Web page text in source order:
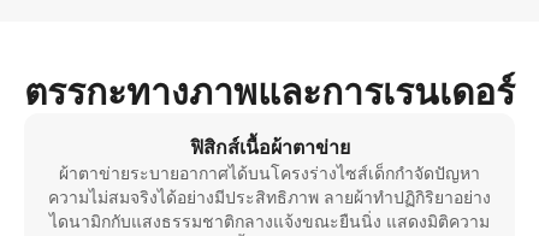
ตรรกะทางภาพและการเรนเดอร์
ฟิสิกส์เนื้อผ้าตาข่าย
ผ้าตาข่ายระบายอากาศได้บนโครงร่างไซส์เด็กกำจัดปัญหา
ความไม่สมจริงได้อย่างมีประสิทธิภาพ ลายผ้าทำปฏิกิริยาอย่าง
ไดนามิกกับแสงธรรมชาติกลางแจ้งขณะยืนนิ่ง แสดงมิติความ